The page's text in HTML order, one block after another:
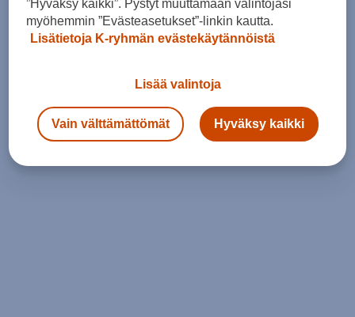
”Hyväksy kaikki”. Pystyt muuttamaan valintojasi
myöhemmin ”Evästeasetukset”-linkin kautta.
Lisätietoja K-ryhmän evästekäytännöistä
Lisää valintoja
Vain välttämättömät Hyväksy kaikki